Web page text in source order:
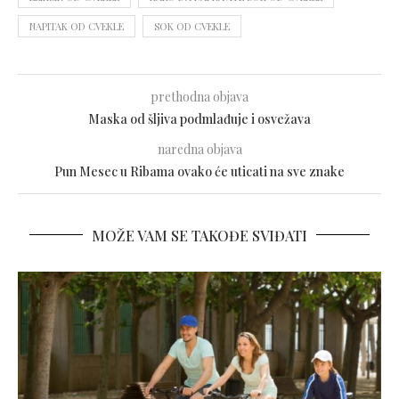
NAPITAK OD CVEKLE SOK OD CVEKLE
prethodna objava
Maska od šljiva podmlađuje i osvežava
naredna objava
Pun Mesec u Ribama ovako će uticati na sve znake
MOŽE VAM SE TAKOĐE SVIĐATI